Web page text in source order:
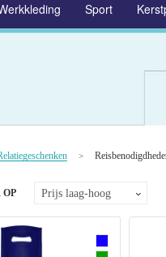
Sport
>
OP